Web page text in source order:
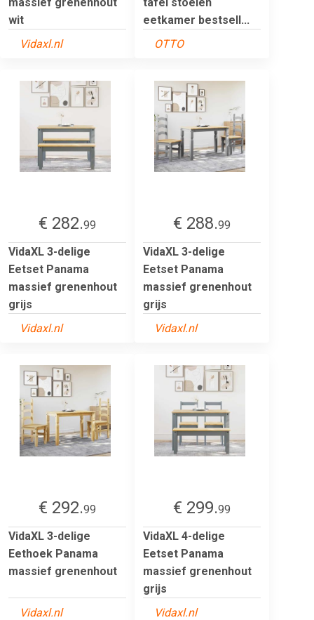
wit
Vidaxl.nl
eetkamer bestsell...
OTTO
€ 282.99
VidaXL 3-delige
Eetset Panama
massief grenenhout
grijs
Vidaxl.nl
€ 288.99
VidaXL 3-delige
Eetset Panama
massief grenenhout
grijs
Vidaxl.nl
€ 292.99
VidaXL 3-delige
Eethoek Panama
massief grenenhout
Vidaxl.nl
€ 299.99
VidaXL 4-delige
Eetset Panama
massief grenenhout
grijs
Vidaxl.nl